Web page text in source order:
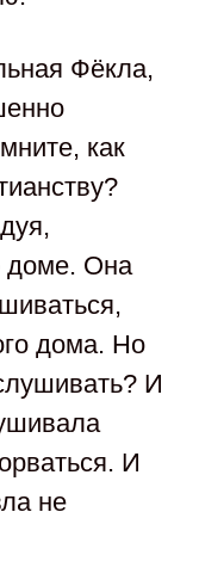
Фёкла,
как
доме. Она
дома. Но
И
И
не